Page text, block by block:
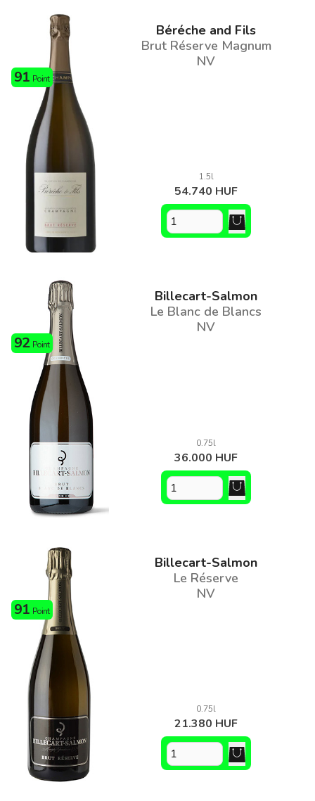
91 Point
Béréche and Fils
Brut Réserve Magnum
NV
1.5l
54.740 HUF
92 Point
Billecart-Salmon
Le Blanc de Blancs
NV
0.75l
36.000 HUF
91 Point
Billecart-Salmon
Le Réserve
NV
0.75l
21.380 HUF